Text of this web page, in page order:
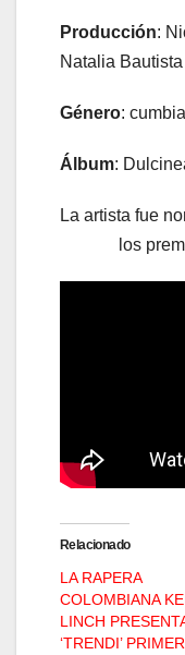
Producción:
Natalia Bautista
Género: cumbia
Álbum:
La artista fue
los
Relacionado
LA RAPERA
COLOMBIANA
LINCH
‘TRENDI’ PRIMER